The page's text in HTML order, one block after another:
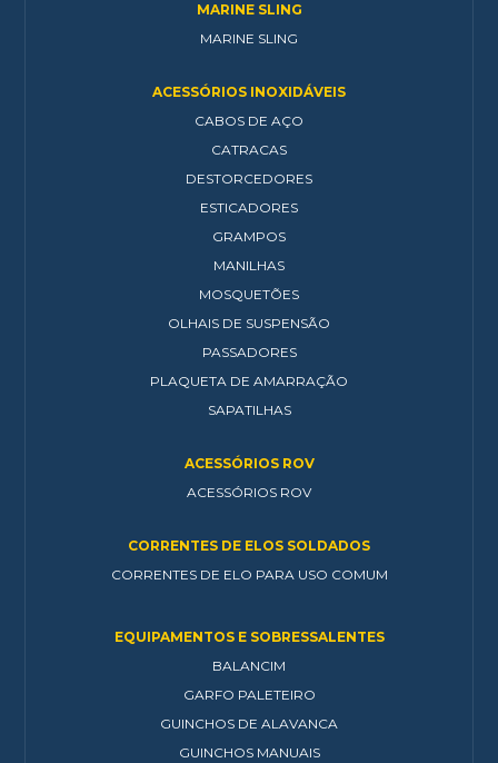
MARINE SLING
MARINE SLING
ACESSÓRIOS INOXIDÁVEIS
CABOS DE AÇO
CATRACAS
DESTORCEDORES
ESTICADORES
GRAMPOS
MANILHAS
MOSQUETÕES
OLHAIS DE SUSPENSÃO
PASSADORES
PLAQUETA DE AMARRAÇÃO
SAPATILHAS
ACESSÓRIOS ROV
ACESSÓRIOS ROV
CORRENTES DE ELOS SOLDADOS
CORRENTES DE ELO PARA USO COMUM
EQUIPAMENTOS E SOBRESSALENTES
BALANCIM
GARFO PALETEIRO
GUINCHOS DE ALAVANCA
GUINCHOS MANUAIS